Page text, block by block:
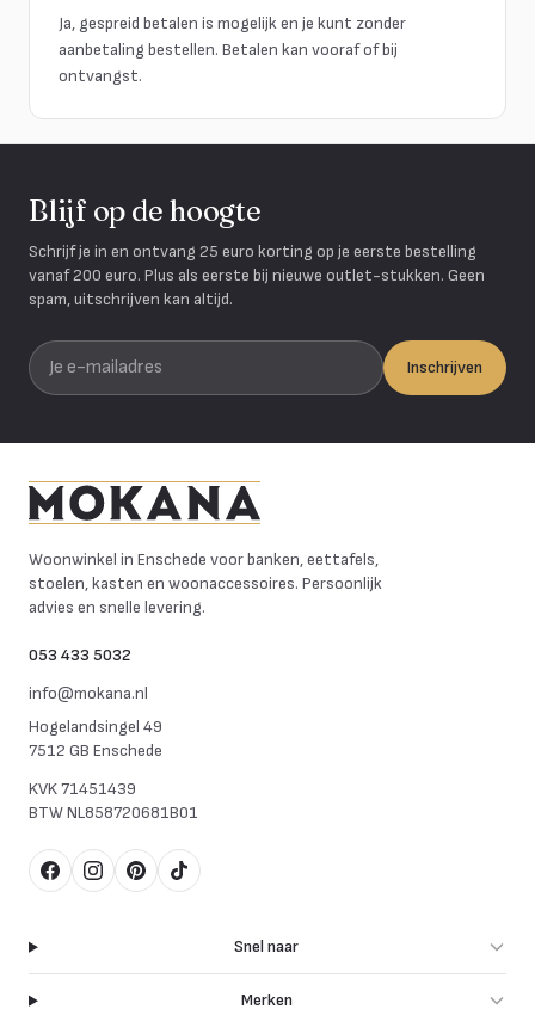
Ja, gespreid betalen is mogelijk en je kunt zonder
aanbetaling bestellen. Betalen kan vooraf of bij
ontvangst.
Blijf op de hoogte
Schrijf je in en ontvang 25 euro korting op je eerste bestelling
vanaf 200 euro. Plus als eerste bij nieuwe outlet-stukken. Geen
spam, uitschrijven kan altijd.
Je e-mailadres
Inschrijven
Woonwinkel in Enschede voor banken, eettafels,
stoelen, kasten en woonaccessoires. Persoonlijk
advies en snelle levering.
053 433 5032
info@mokana.nl
Hogelandsingel 49
7512 GB Enschede
KVK71451439
BTWNL858720681B01
FacebookInstagram
Pinterest
TikTok
Snel naar
Merken